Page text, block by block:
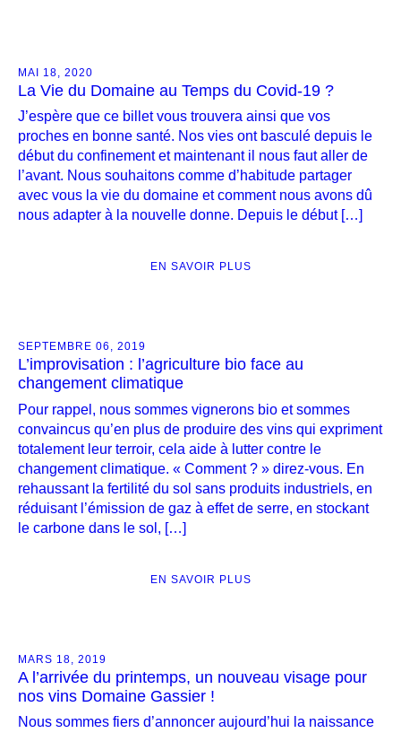
MAI 18, 2020
La Vie du Domaine au Temps du Covid-19 ?
J’espère que ce billet vous trouvera ainsi que vos
proches en bonne santé. Nos vies ont basculé depuis le
début du confinement et maintenant il nous faut aller de
l’avant. Nous souhaitons comme d’habitude partager
avec vous la vie du domaine et comment nous avons dû
nous adapter à la nouvelle donne. Depuis le début […]
EN SAVOIR PLUS
SEPTEMBRE 06, 2019
L’improvisation : l’agriculture bio face au
changement climatique
Pour rappel, nous sommes vignerons bio et sommes
convaincus qu’en plus de produire des vins qui expriment
totalement leur terroir, cela aide à lutter contre le
changement climatique. « Comment ? » direz-vous. En
rehaussant la fertilité du sol sans produits industriels, en
réduisant l’émission de gaz à effet de serre, en stockant
le carbone dans le sol, […]
EN SAVOIR PLUS
MARS 18, 2019
A l’arrivée du printemps, un nouveau visage pour
nos vins Domaine Gassier !
Nous sommes fiers d’annoncer aujourd’hui la naissance